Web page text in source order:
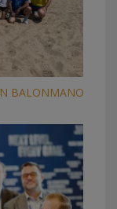
BALONMANO